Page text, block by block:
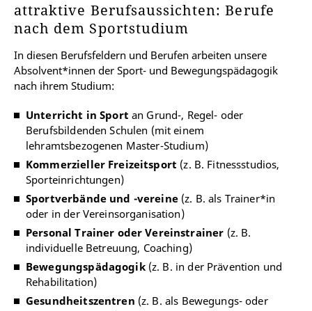
attraktive Berufsaussichten: Berufe
nach dem Sportstudium
In diesen Berufsfeldern und Berufen arbeiten unsere
Absolvent*innen der Sport- und Bewegungspädagogik
nach ihrem Studium:
Unterricht in Sport an Grund-, Regel- oder
Berufsbildenden Schulen (mit einem
lehramtsbezogenen Master-Studium)
Kommerzieller Freizeitsport (z. B. Fitnessstudios,
Sporteinrichtungen)
Sportverbände und -vereine(z. B. als Trainer*in
oder in der Vereinsorganisation)
Personal Trainer oder Vereinstrainer (z. B.
individuelle Betreuung, Coaching)
Bewegungspädagogik(z. B. in der Prävention und
Rehabilitation)
Gesundheitszentren (z. B. als Bewegungs- oder